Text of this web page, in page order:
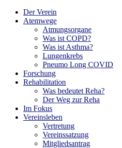
Der Verein
Atemwege
Atmungsorgane
Was ist COPD?
Was ist Asthma?
Lungenkrebs
Pneumo Long COVID
Forschung
Rehabilitation
Was bedeutet Reha?
Der Weg zur Reha
Im Fokus
Vereinsleben
Vertretung
Vereinssatzung
Mitgliedsantrag